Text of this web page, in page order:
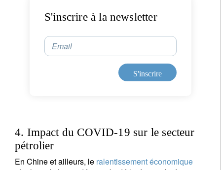
S'inscrire à la newsletter
Email
S'inscrire
4. Impact du COVID-19 sur le secteur
pétrolier
En Chine et ailleurs, le ralentissement économique